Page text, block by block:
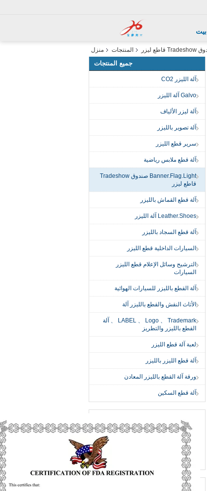
بيت
منزل المنتجات
جميع المنتجات
آلة الليزر CO2
Galvo آلة الليزر
آلة ليزر الألياف
آلة تصوير بالليزر
سرير قطع الليزر
آلة قطع ملابس رياضية
Banner.Flag.Light صندوق Tradeshow
قاطع ليزر
آلة قطع القماش بالليزر
Leather.Shoes آلة الليزر
آلة قطع السجاد بالليزر
السيارات الداخلية قطع الليزر
الترشيح وسائل الإعلام قطع الليزر
السيارات
آلة القطع بالليزر للسيارات الهوائية
الأثاث النقش والقطع بالليزر آلة
LABEL 、 Logo 、 Trademark 、 آلة
القطع بالليزر والتطريز
لعبة آلة قطع الليزر
آلة قطع الليزر بالليزر
ورقة آلة القطع بالليزر المعادن
آلة قطع السكين